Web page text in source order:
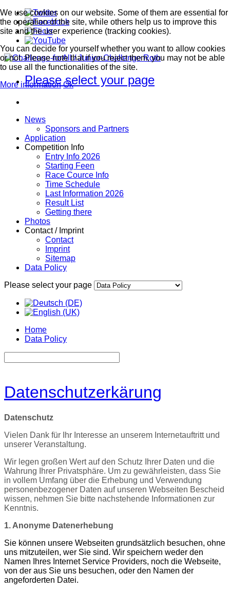
Please select your page
News
Sponsors and Partners
Application
Competition Info
Entry Info 2026
Starting Feen
Race Cource Info
Time Schedule
Last Information 2026
Result List
Getting there
Photos
Contact / Imprint
Contact
Imprint
Sitemap
Data Policy
Please select your page
Home
Data Policy
Datenschutzerkärung
Datenschutz
Vielen Dank für Ihr Interesse an unserem Internetauftritt und
unserer Veranstaltung.
Wir legen großen Wert auf den Schutz Ihrer Daten und die
Wahrung Ihrer Privatsphäre. Um zu gewährleisten, dass Sie
in vollem Umfang über die Erhebung und Verwendung
personenbezogener Daten auf unseren Webseiten Bescheid
wissen, nehmen Sie bitte nachstehende Informationen zur
Kenntnis.
1. Anonyme Datenerhebung
Sie können unsere Webseiten grundsätzlich besuchen, ohne
uns mitzuteilen, wer Sie sind. Wir speichern weder den
Namen Ihres Internet Service Providers, noch die Webseite,
von der aus Sie uns besuchen, oder den Namen der
angeforderten Datei.
We use cookies on our website. Some of them are essential for
the operation of the site, while others help us to improve this
site and the user experience (tracking cookies).
You can decide for yourself whether you want to allow cookies
or not. Please note that if you reject them, you may not be able
to use all the functionalities of the site.
More information Ok